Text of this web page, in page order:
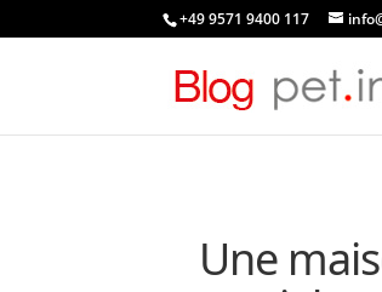
+49 9571 9400 117
Une